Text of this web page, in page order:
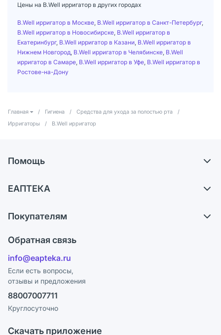
Цены на B.Well ирригатор в других городах
B.Well ирригатор в Москве B.Well ирригатор в Санкт-Петербург,
B.Well ирригатор в Новосибирске B.Well ирригатор в
Екатеринбург, B.Well ирригатор в Казани B.Well ирригатор в
Нижнем Новгород B.Well ирригатор в Челябинске B.Well
ирригатор в Самаре B.Well ирригатор в Уфе B.Well ирригатор в
Ростове-на-Дону
Главная / Гигиена / Средства для ухода за полостью рта
/
Ирригаторы
/ B.Well ирригатор
Помощь
Самовывоз из аптек
Ответы на вопросы
Блог
ЕАПТЕКА
Карьера
Поставщики
Лицензия
Реклама на сайте
Ваши товары на ЕАПТЕКЕ
Покупателям
Программа СберСпасибо
Политика конфиденциальности
Пользовательское соглашение
Политика рекомендаций
Этика и соответствие
Обратная связь
info@eapteka.ru
Если есть вопросы,
отзывы и предложения
88007007711
Круглосуточно
Скачать приложение